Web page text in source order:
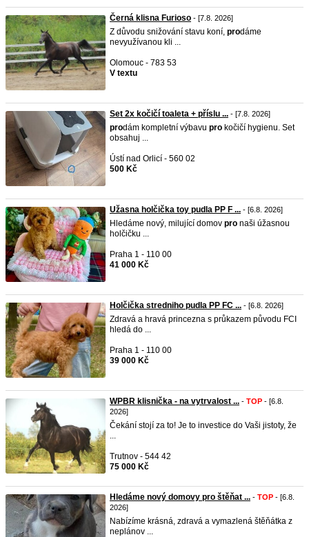
Černá klisna Furioso - [7.8. 2026]
Z důvodu snižování stavu koní, prodáme
nevyužívanou kli ...
Olomouc - 783 53
V textu
Set 2x kočičí toaleta + příslu ... - [7.8. 2026]
prodám kompletní výbavu pro kočičí hygienu. Set
obsahuj ...
Ústí nad Orlicí - 560 02
500 Kč
Užasna holčička toy pudla PP F ... - [6.8. 2026]
Hledáme nový, milující domov pro naši úžasnou
holčičku ...
Praha 1 - 110 00
41 000 Kč
Holčička stredniho pudla PP FC ... - [6.8. 2026]
Zdravá a hravá princezna s průkazem původu FCI
hledá do ...
Praha 1 - 110 00
39 000 Kč
WPBR klisnička - na vytrvalost ... - TOP - [6.8.
2026]
Čekání stojí za to! Je to investice do Vaši jistoty, že
...
Trutnov - 544 42
75 000 Kč
Hledáme nový domovy pro štěňat ... - TOP - [6.8.
2026]
Nabízíme krásná, zdravá a vymazlená štěňátka z
neplánov ...